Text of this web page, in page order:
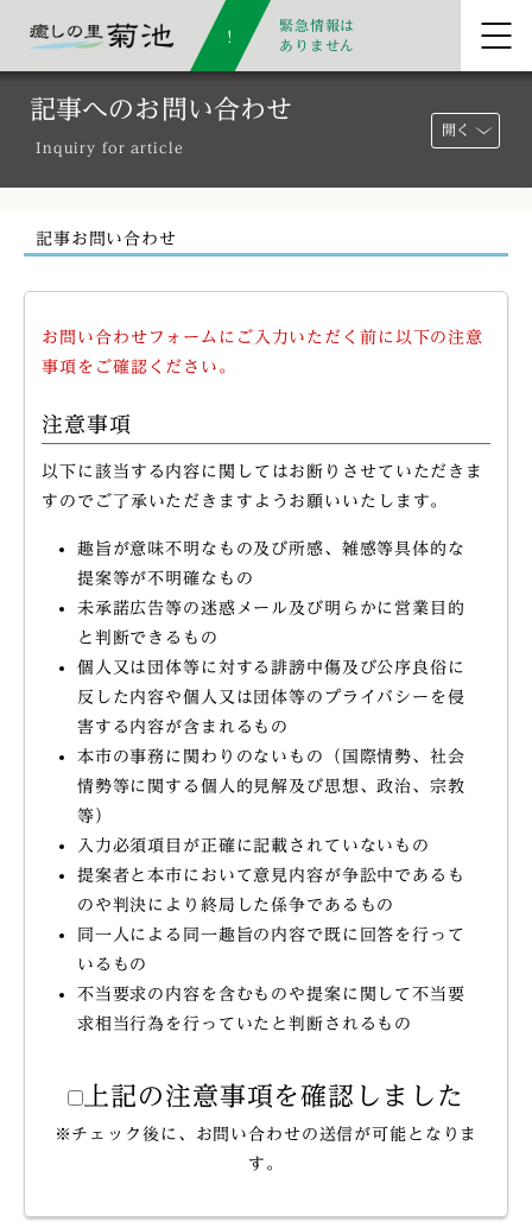
緊急情報は
ありません
記事へのお問い合わせ
Inquiry for article
開く
記事お問い合わせ
お問い合わせフォームにご入力いただく前に以下の注意
事項をご確認ください。
注意事項
以下に該当する内容に関してはお断りさせていただきま
すのでご了承いただきますようお願いいたします。
趣旨が意味不明なもの及び所感、雑感等具体的な
提案等が不明確なもの
未承諾広告等の迷惑メール及び明らかに営業目的
と判断できるもの
個人又は団体等に対する誹謗中傷及び公序良俗に
反した内容や個人又は団体等のプライバシーを侵
害する内容が含まれるもの
本市の事務に関わりのないもの（国際情勢、社会
情勢等に関する個人的見解及び思想、政治、宗教
等）
入力必須項目が正確に記載されていないもの
提案者と本市において意見内容が争訟中であるも
のや判決により終局した係争であるもの
同一人による同一趣旨の内容で既に回答を行って
いるもの
不当要求の内容を含むものや提案に関して不当要
求相当行為を行っていたと判断されるもの
上記の注意事項を確認しました
※チェック後に、お問い合わせの送信が可能となりま
す。